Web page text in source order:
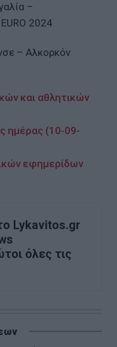
–
2024
– Αλκορκόν
και αθλητικών
ημέρας (10-09-
εφημερίδων
Lykavitos.gr
όλες τις